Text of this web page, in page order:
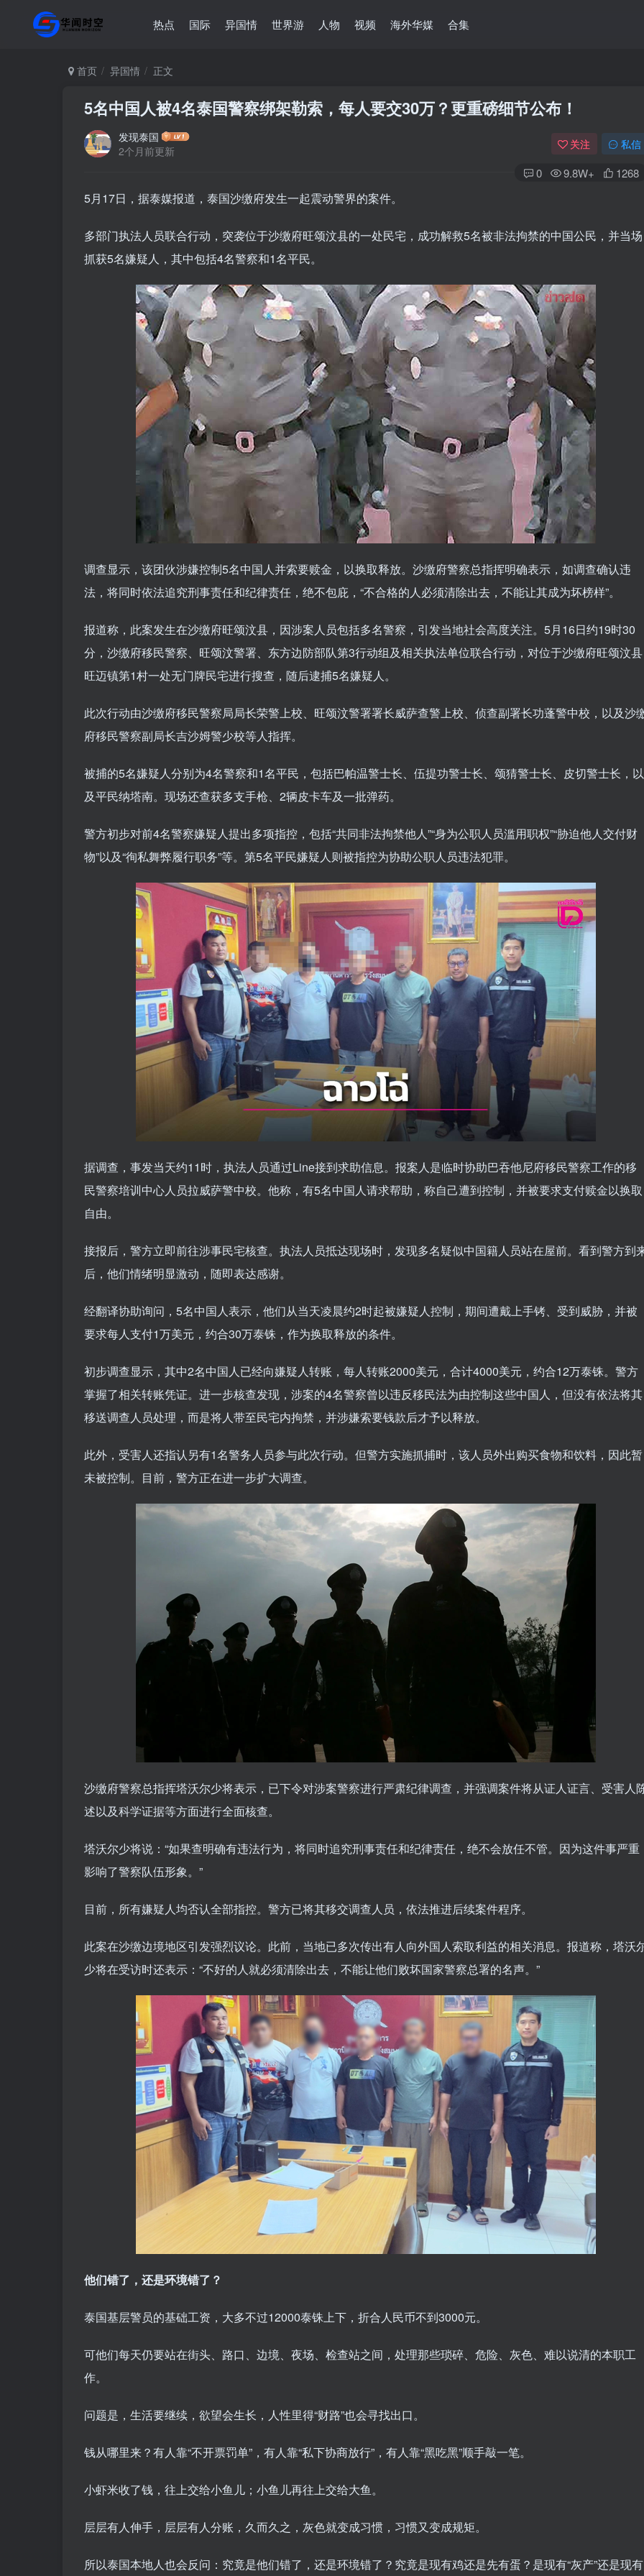
热点 国际 异国情 世界游 人物 视频 海外华媒 合集
首页 异国情 正文
5名中国人被4名泰国警察绑架勒索，每人要交30万？更重磅细节公布！
发现泰国
2个月前更新
关注 私信
0 9.8W+ 1268
5月17日，据泰媒报道，泰国沙缴府发生一起震动警界的案件。
多部门执法人员联合行动，突袭位于沙缴府旺颂汶县的一处民宅，成功解救5名被非法拘禁的中国公民，并当场
抓获5名嫌疑人，其中包括4名警察和1名平民。
调查显示，该团伙涉嫌控制5名中国人并索要赎金，以换取释放。沙缴府警察总指挥明确表示，如调查确认违
法，将同时依法追究刑事责任和纪律责任，绝不包庇，“不合格的人必须清除出去，不能让其成为坏榜样”。
报道称，此案发生在沙缴府旺颂汶县，因涉案人员包括多名警察，引发当地社会高度关注。5月16日约19时30
分，沙缴府移民警察、旺颂汶警署、东方边防部队第3行动组及相关执法单位联合行动，对位于沙缴府旺颂汶县
旺迈镇第1村一处无门牌民宅进行搜查，随后逮捕5名嫌疑人。
此次行动由沙缴府移民警察局局长荣警上校、旺颂汶警署署长威萨查警上校、侦查副署长功蓬警中校，以及沙
府移民警察副局长吉沙姆警少校等人指挥。
被捕的5名嫌疑人分别为4名警察和1名平民，包括巴帕温警士长、伍提功警士长、颂猜警士长、皮切警士长，以
及平民纳塔南。现场还查获多支手枪、2辆皮卡车及一批弹药。
警方初步对前4名警察嫌疑人提出多项指控，包括“共同非法拘禁他人”“身为公职人员滥用职权”“胁迫他人交付财
物”以及“徇私舞弊履行职务”等。第5名平民嫌疑人则被指控为协助公职人员违法犯罪。
据调查，事发当天约11时，执法人员通过Line接到求助信息。报案人是临时协助巴吞他尼府移民警察工作的移
民警察培训中心人员拉威萨警中校。他称，有5名中国人请求帮助，称自己遭到控制，并被要求支付赎金以换取
自由。
接报后，警方立即前往涉事民宅核查。执法人员抵达现场时，发现多名疑似中国籍人员站在屋前。看到警方到
后，他们情绪明显激动，随即表达感谢。
经翻译协助询问，5名中国人表示，他们从当天凌晨约2时起被嫌疑人控制，期间遭戴上手铐、受到威胁，并被
要求每人支付1万美元，约合30万泰铢，作为换取释放的条件。
初步调查显示，其中2名中国人已经向嫌疑人转账，每人转账2000美元，合计4000美元，约合12万泰铢。警方
掌握了相关转账凭证。进一步核查发现，涉案的4名警察曾以违反移民法为由控制这些中国人，但没有依法将其
移送调查人员处理，而是将人带至民宅内拘禁，并涉嫌索要钱款后才予以释放。
此外，受害人还指认另有1名警务人员参与此次行动。但警方实施抓捕时，该人员外出购买食物和饮料，因此暂
未被控制。目前，警方正在进一步扩大调查。
沙缴府警察总指挥塔沃尔少将表示，已下令对涉案警察进行严肃纪律调查，并强调案件将从证人证言、受害人
述以及科学证据等方面进行全面核查。
塔沃尔少将说：“如果查明确有违法行为，将同时追究刑事责任和纪律责任，绝不会放任不管。因为这件事严重
影响了警察队伍形象。”
目前，所有嫌疑人均否认全部指控。警方已将其移交调查人员，依法推进后续案件程序。
此案在沙缴边境地区引发强烈议论。此前，当地已多次传出有人向外国人索取利益的相关消息。报道称，塔沃
少将在受访时还表示：“不好的人就必须清除出去，不能让他们败坏国家警察总署的名声。”
他们错了，还是环境错了？
泰国基层警员的基础工资，大多不过12000泰铢上下，折合人民币不到3000元。
可他们每天仍要站在街头、路口、边境、夜场、检查站之间，处理那些琐碎、危险、灰色、难以说清的本职工
作。
问题是，生活要继续，欲望会生长，人性里得“财路”也会寻找出口。
钱从哪里来？有人靠“不开票罚单”，有人靠“私下协商放行”，有人靠“黑吃黑”顺手敲一笔。
小虾米收了钱，往上交给小鱼儿；小鱼儿再往上交给大鱼。
层层有人伸手，层层有人分账，久而久之，灰色就变成习惯，习惯又变成规矩。
所以泰国本地人也会反问：究竟是他们错了，还是环境错了？究竟是现有鸡还是先有蛋？是现有“灰产”还是现有